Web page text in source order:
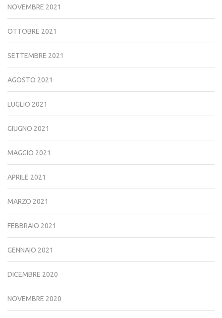
NOVEMBRE 2021
OTTOBRE 2021
SETTEMBRE 2021
AGOSTO 2021
LUGLIO 2021
GIUGNO 2021
MAGGIO 2021
APRILE 2021
MARZO 2021
FEBBRAIO 2021
GENNAIO 2021
DICEMBRE 2020
NOVEMBRE 2020